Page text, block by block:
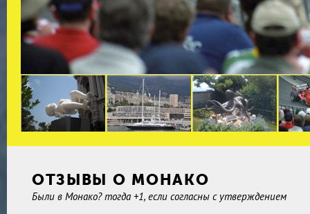
ОТЗЫВЫ О МОНАКО
Были в Монако? тогда +1, если согласны с утверждением